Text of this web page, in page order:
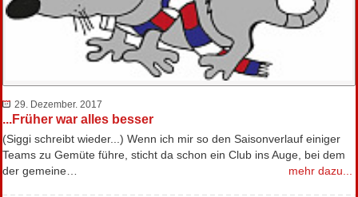
29. Dezember. 2017
...Früher war alles besser
(Siggi schreibt wieder...) Wenn ich mir so den Saisonverlauf einiger
Teams zu Gemüte führe, sticht da schon ein Club ins Auge, bei dem
der gemeine…
mehr dazu...